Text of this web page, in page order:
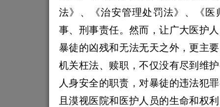
法》、《治安管理处罚法》、《医
事、刑事责任。然而，让广大医护
暴徒的凶残和无法无天之外，更主
机关枉法、赎职，不仅没有尽到维
人身安全的职责，对暴徒的违法犯
且漠视医院和医护人员的生命和权